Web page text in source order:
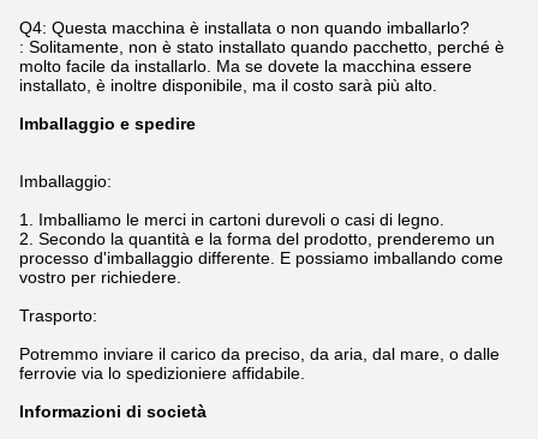
Q4: Questa macchina è installata o non quando imballarlo?
: Solitamente, non è stato installato quando pacchetto, perché è
molto facile da installarlo. Ma se dovete la macchina essere
installato, è inoltre disponibile, ma il costo sarà più alto.
Imballaggio e spedire
Imballaggio:
1. Imballiamo le merci in cartoni durevoli o casi di legno.
2. Secondo la quantità e la forma del prodotto, prenderemo un
processo d'imballaggio differente. E possiamo imballando come
vostro per richiedere.
Trasporto:
Potremmo inviare il carico da preciso, da aria, dal mare, o dalle
ferrovie via lo spedizioniere affidabile.
Informazioni di società